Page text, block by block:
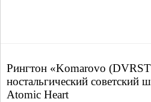
Рингтон «Komarovo
ностальгический советский
Atomic Heart